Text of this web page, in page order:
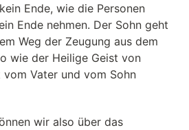
Ende, wie die Personen
Ende nehmen. Der Sohn geht
Weg der Zeugung aus dem
wie der Heilige Geist von
Vater und vom Sohn
wir also über das